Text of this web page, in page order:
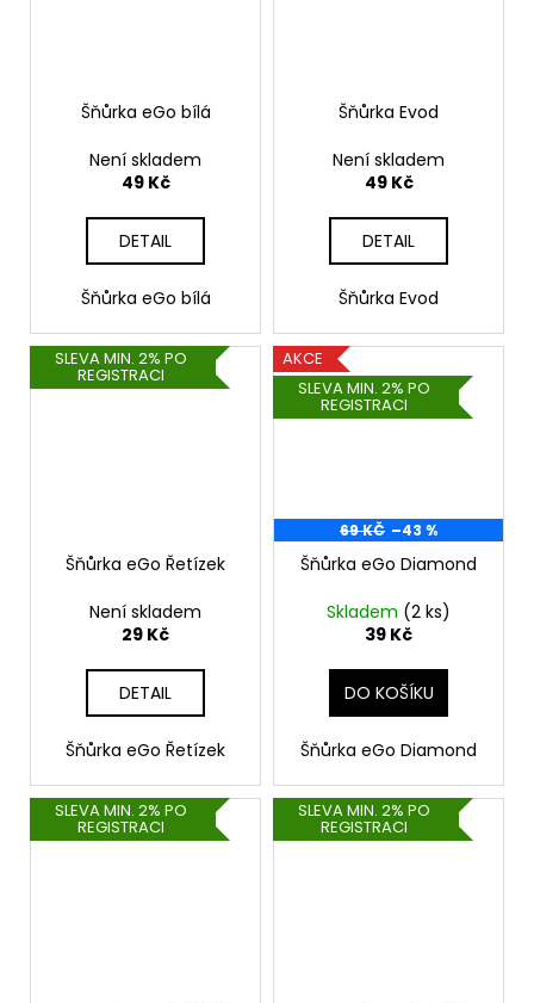
Šňůrka eGo bílá
Není skladem
49 Kč
DETAIL
Šňůrka eGo bílá
Šňůrka Evod
Není skladem
49 Kč
DETAIL
Šňůrka Evod
SLEVA MIN. 2% PO
REGISTRACI
Šňůrka eGo Řetízek
Není skladem
29 Kč
DETAIL
Šňůrka eGo Řetízek
AKCE
SLEVA MIN. 2% PO
REGISTRACI
69 KČ –43 %
Šňůrka eGo Diamond
Skladem (2 ks)
39 Kč
DO KOŠÍKU
Šňůrka eGo Diamond
SLEVA MIN. 2% PO
REGISTRACI
SLEVA MIN. 2% PO
REGISTRACI